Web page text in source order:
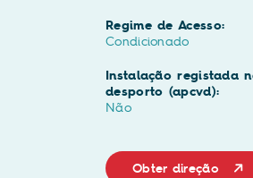
Regime de Acesso:
Condicionado
Instalação registada
desporto (apcvd):
Não
Obter direção